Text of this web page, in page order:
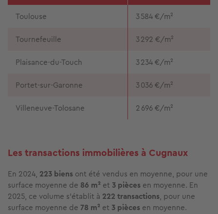
Toulouse 3 584 €/m²
Tournefeuille 3 292 €/m²
Plaisance-du-Touch 3 234 €/m²
Portet-sur-Garonne 3 036 €/m²
Villeneuve-Tolosane 2 696 €/m²
Les transactions immobilières à Cugnaux
En 2024, 223 biens ont été vendus en moyenne, pour une
surface moyenne de 86 m² et 3 pièces en moyenne. En
2025, ce volume s'établit à 222 transactions, pour une
surface moyenne de 78 m² et 3 pièces en moyenne.